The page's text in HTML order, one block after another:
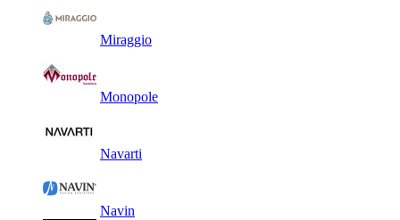
Miraggio
Monopole
Navarti
Navin